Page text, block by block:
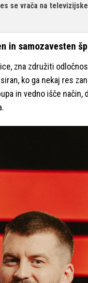
se vrača na
in samozavesten
zna združiti
ko ga nekaj res
in vedno išče